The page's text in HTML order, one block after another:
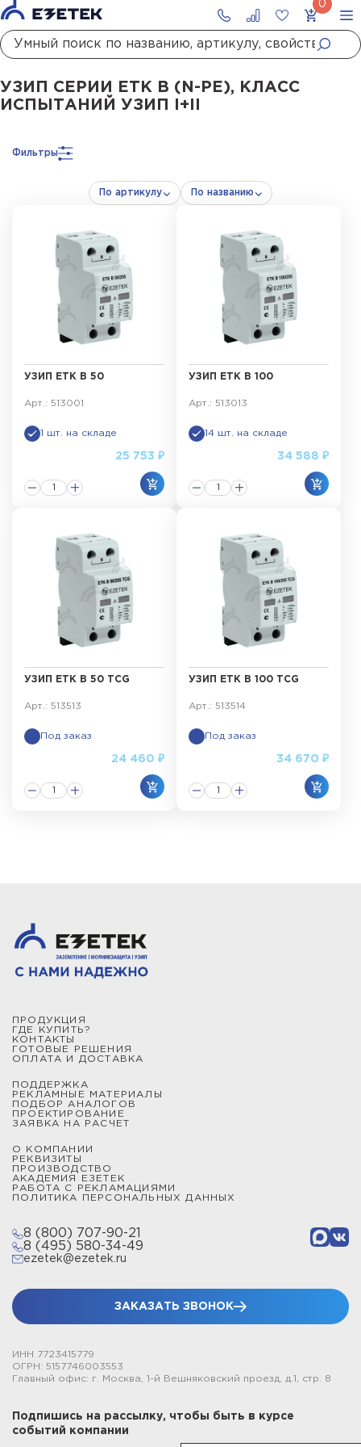
ГлавнаяКаталог УЗИПУЗИП сетей до 1000 ВУЗИП I+II класса
УЗИП СЕРИИ ETK B (N-PE), КЛАСС
ИСПЫТАНИЙ УЗИП I+II
Фильтры
По артикулу По названию
УЗИП ETK B 50
Арт.: 513001
1 шт. на складе
25 753 ₽
УЗИП ETK B 100
Арт.: 513013
14 шт. на складе
34 588 ₽
УЗИП ETK B 50 TCG
Арт.: 513513
Под заказ
24 460 ₽
УЗИП ETK B 100 TCG
Арт.: 513514
Под заказ
34 670 ₽
ПРОДУКЦИЯ
ГДЕ КУПИТЬ?
КОНТАКТЫ
ГОТОВЫЕ РЕШЕНИЯ
ОПЛАТА И ДОСТАВКА
ПОДДЕРЖКА
РЕКЛАМНЫЕ МАТЕРИАЛЫ
ПОДБОР АНАЛОГОВ
ПРОЕКТИРОВАНИЕ
ЗАЯВКА НА РАСЧЕТ
О КОМПАНИИ
РЕКВИЗИТЫ
ПРОИЗВОДСТВО
АКАДЕМИЯ ЕЗЕТЕК
РАБОТА С РЕКЛАМАЦИЯМИ
ПОЛИТИКА ПЕРСОНАЛЬНЫХ ДАННЫХ
8 (800) 707-90-21
8 (495) 580-34-49
ezetek@ezetek.ru
ЗАКАЗАТЬ ЗВОНОК
ИНН 7723415779
ОГРН: 5157746003553
Главный офис: г. Москва, 1-й Вешняковский проезд, д.1, стр. 8
Подпишись на рассылку, чтобы быть в курсе
событий компании